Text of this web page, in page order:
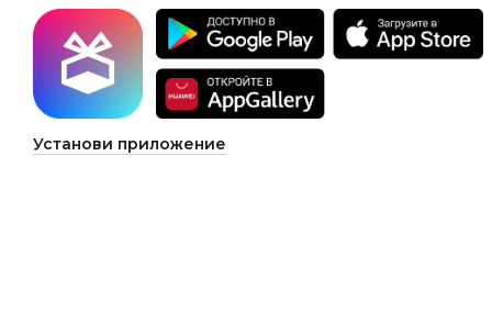
Установи приложение